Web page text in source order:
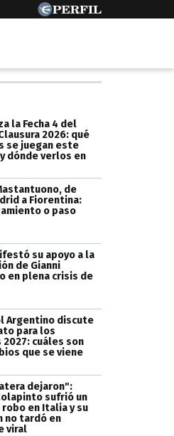
la Fecha 4 del
2026: qué
se juegan este
dónde verlos en
de
a Fiorentina:
o paso
su apoyo a la
de Gianni
en plena crisis de
Argentino discute
para los
cuáles son
que se viene
dejaron":
sufrió un
en Italia y su
no tardó en
viral